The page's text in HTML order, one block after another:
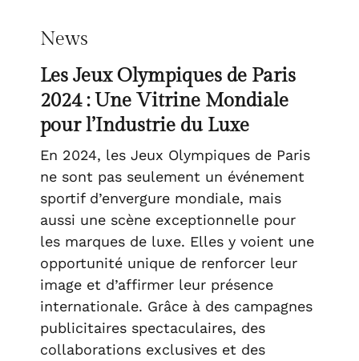
News
Les Jeux Olympiques de Paris
2024 : Une Vitrine Mondiale
pour l’Industrie du Luxe
En 2024, les Jeux Olympiques de Paris
ne sont pas seulement un événement
sportif d’envergure mondiale, mais
aussi une scène exceptionnelle pour
les marques de luxe. Elles y voient une
opportunité unique de renforcer leur
image et d’affirmer leur présence
internationale. Grâce à des campagnes
publicitaires spectaculaires, des
collaborations exclusives et des